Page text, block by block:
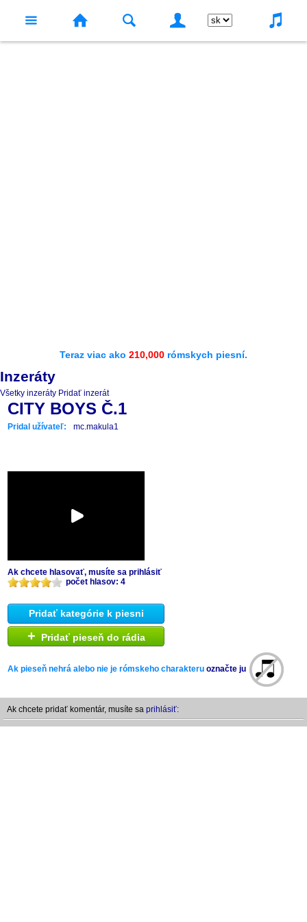
Teraz viac ako 210,000 rómskych piesní.
Inzeráty
Všetky inzeráty Pridať inzerát
CITY BOYS Č.1
Pridal užívateľ: mc.makula1
Ak chcete hlasovať, musíte sa prihlásiť
počet hlasov: 4
Pridať kategórie k piesni
+ Pridať pieseň do rádia
Ak pieseň nehrá alebo nie je rómskeho charakteru označte ju
Ak chcete pridať komentár, musíte sa prihlásiť: